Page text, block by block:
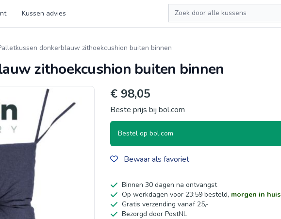
Kussen advies
Zoeken
donkerblauw zithoekcushion buiten binnen
zithoekcushion buiten binnen
€ 98,05
Beste prijs bij bol.com
Bestel op bol.com
Bewaar als favoriet
Binnen 30 dagen na ontvangst
Op werkdagen voor 23:59 besteld, morgen in huis
Gratis verzending vanaf 25,-
Bezorgd door PostNL